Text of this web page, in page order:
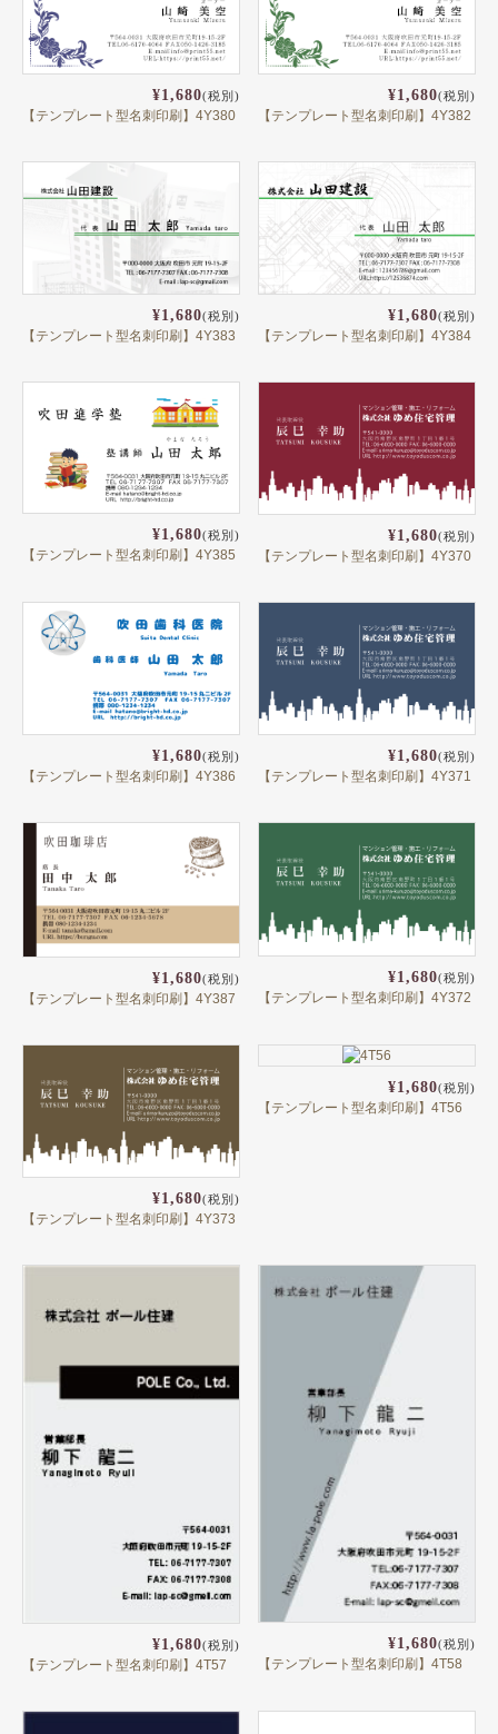
美容・サロン
飲食店
ショップ
イラスト系
用紙紹介
配送・納期
¥1,680(税別)
【テンプレート型名刺印刷】4Y380
¥1,680(税別)
【テンプレート型名刺印刷】4Y382
¥1,680(税別)
【テンプレート型名刺印刷】4Y383
¥1,680(税別)
【テンプレート型名刺印刷】4Y384
¥1,680(税別)
【テンプレート型名刺印刷】4Y385
¥1,680(税別)
【テンプレート型名刺印刷】4Y370
¥1,680(税別)
【テンプレート型名刺印刷】4Y386
¥1,680(税別)
【テンプレート型名刺印刷】4Y371
¥1,680(税別)
【テンプレート型名刺印刷】4Y387
¥1,680(税別)
【テンプレート型名刺印刷】4Y372
¥1,680(税別)
【テンプレート型名刺印刷】4Y373
¥1,680(税別)
【テンプレート型名刺印刷】4T56
¥1,680(税別)
【テンプレート型名刺印刷】4T57
¥1,680(税別)
【テンプレート型名刺印刷】4T58